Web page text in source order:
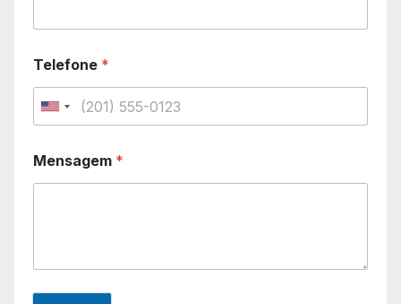
Telefone *
U
i
Mensagem *